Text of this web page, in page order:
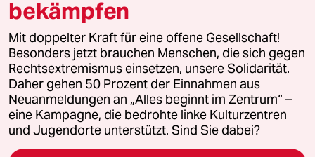
© 2026 taz Verlags und Vertriebs GmbH
Alle Rechte vorbehalten. Bei rechtlichen Fragen oder für Genehmigungen
wenden Sie sich bitte an
lizenzen@taz.de
Feedback Redaktionsstatut Kommune-Richtlinien
Leitlinie Informant Datenschutz Impressum AGB
bekämpfen
Mit doppelter Kraft für eine offene Gesellschaft!
Besonders jetzt brauchen Menschen, die sich gegen
Rechtsextremismus einsetzen, unsere Solidarität.
Daher gehen 50 Prozent der Einnahmen aus
Neuanmeldungen an „Alles beginnt im Zentrum“ –
eine Kampagne, die bedrohte linke Kulturzentren
und Jugendorte unterstützt. Sind Sie dabei?